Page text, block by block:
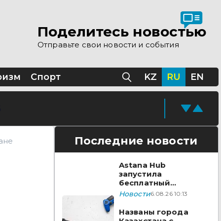
Поделитесь новостью
Отправьте свои новости и события
Спорт KZ RU EN
Последние новости
Astana Hub
запустила
бесплатный
акселератор для
видеоигр
Новости6.08.26 10:13
Названы города